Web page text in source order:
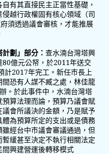
有其直接民主正當性基礎，
越行政權固有核心領域（司
須透過議會審核，才能推展
劃」部分： 查水湳台灣塔興
億元公帑，於2011年送交
計2017年完工。新任市長上
恐有人謀不臧之處，林佳龍
。於此事件中，水湳台灣塔
算法理而論，預算乃議會賦
會所議決的金額，乃是賦予
為預算所定的支出或是債務
經台中市議會審議通過，但
緩甚至決定不執行相關法定
興建營運後轉移模式